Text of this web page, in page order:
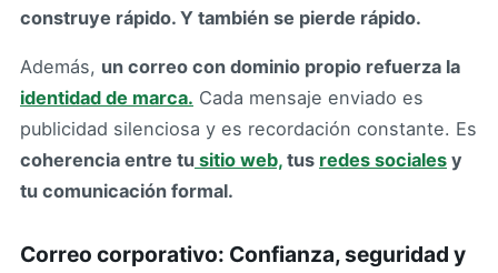
construye rápido. Y también se pierde rápido.
Además, un correo con dominio propio refuerza la
identidad de marca. Cada mensaje enviado es
publicidad silenciosa y es recordación constante. Es
coherencia entre tu sitio web, tus redes sociales y
tu comunicación formal.
Correo corporativo: Confianza, seguridad y